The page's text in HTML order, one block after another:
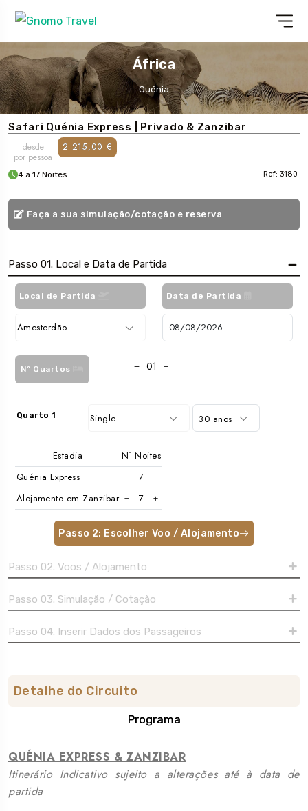
África
Quénia
Safari Quénia Express | Privado & Zanzibar
desde
por pessoa
2 215,00 €
4 a 17 Noites Ref: 3180
Faça a sua simulação/cotação e reserva
Passo 01. Local e Data de Partida
Local de Partida
Amesterdão
Data de Partida
Nº Quartos
Quarto 1 Single 30 anos
Estadia
Nº Noites
Quénia Express
Alojamento em Zanzibar
Passo 2: Escolher Voo / Alojamento
Passo 02. Voos / Alojamento
Passo 03. Simulação / Cotação
Passo 04. Inserir Dados dos Passageiros
Detalhe do Circuito
Programa
QUÉNIA EXPRESS & ZANZIBAR
Itinerário Indicativo sujeito a alterações até à data de
partida